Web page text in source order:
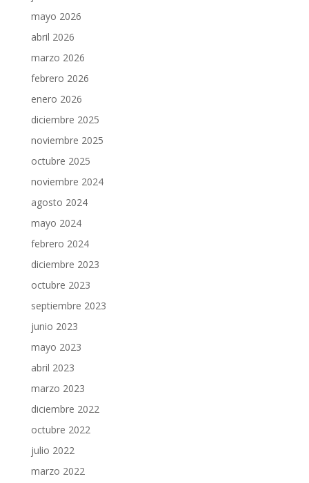
mayo 2026
abril 2026
marzo 2026
febrero 2026
enero 2026
diciembre 2025
noviembre 2025
octubre 2025
noviembre 2024
agosto 2024
mayo 2024
febrero 2024
diciembre 2023
octubre 2023
septiembre 2023
junio 2023
mayo 2023
abril 2023
marzo 2023
diciembre 2022
octubre 2022
julio 2022
marzo 2022